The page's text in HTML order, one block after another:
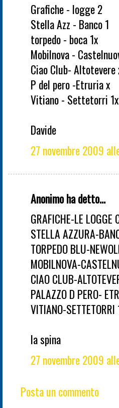
Grafiche - logge 2
Stella Azz - Banco 1
torpedo - boca 1x
Mobilnova -
Ciao Club- Altotevere
P del pero -Etruria x
Vitiano - Settetorri 1x
Davide
27 novembre 2009
Anonimo ha detto...
GRAFICHE-LE LOGGE
STELLA AZZURA-
TORPEDO BLU-
MOBILNOVA-
CIAO CLUB-
PALAZZO D PERO-
VITIANO-
la spina
27 novembre 2009
Posta un commento